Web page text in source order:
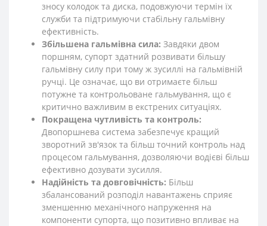
зносу колодок та диска, подовжуючи термін їх
служби та підтримуючи стабільну гальмівну
ефективність.
Збільшена гальмівна сила: Завдяки двом
поршням, супорт здатний розвивати більшу
гальмівну силу при тому ж зусиллі на гальмівній
ручці. Це означає, що ви отримаєте більш
потужне та контрольоване гальмування, що є
критично важливим в екстрених ситуаціях.
Покращена чутливість та контроль:
Двопоршнева система забезпечує кращий
зворотний зв'язок та більш точний контроль над
процесом гальмування, дозволяючи водієві більш
ефективно дозувати зусилля.
Надійність та довговічність: Більш
збалансований розподіл навантажень сприяє
зменшенню механічного напруження на
компоненти супорта, що позитивно впливає на